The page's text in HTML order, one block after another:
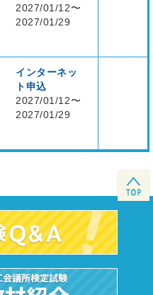
2027/01/12〜
2027/01/29
インターネッ
ト申込
2027/01/12〜
2027/01/29